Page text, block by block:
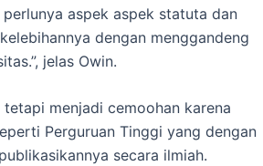
aspek aspek statuta dan
dengan menggandeng
jelas Owin.
menjadi cemoohan karena
Perguruan Tinggi yang dengan
secara ilmiah.